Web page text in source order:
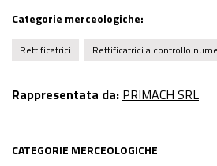
Categorie merceologiche:
Rettificatrici Rettificatrici a controllo
Rappresentata da: PRIMACH SRL
CATEGORIE MERCEOLOGICHE